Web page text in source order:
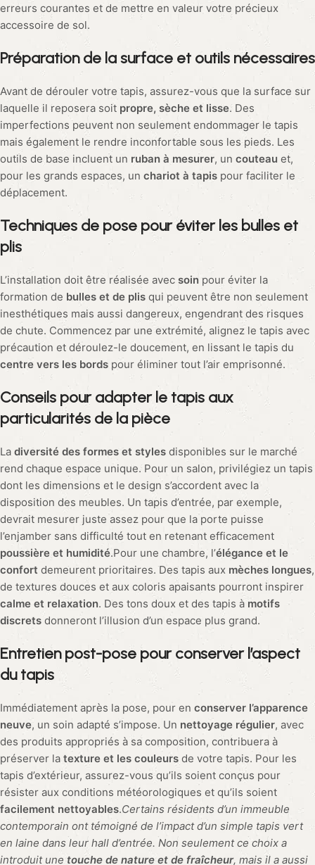
créé une ambianceaccueillante, en harmonie avec les
éléments en bois et pierre présents, alliant
élégance et
Quelques recommandations pour
utiliserson tapis
Le tapis, au-delà d’être un élément de décoration, joue unrôle
essentieldans la création d’une atmosphère chaleureuse et
accueillante au sein de nos foyers. Son utilisation judicieuse
peut transformer l’esthétique et lafonctionnalité de n’importe
quel espace. Prenez, par exemple, la sélection d’un tapis pour
la chambre : privilégiez des matières naturelles telles que la
laine ou la soie pour inspirer calme et confort, et optez pour
des tonalités douces et apaisantes afin d’évoquer une
sensation d’espace plus vaste.Dans l’entrée, la
durabilité et la
fonctionnalitésont de mise.Un tapis doit résisterau passage
fréquent et aux traces de saleté. Envisagez des matériaux
robustes et faciles d’entretien comme le nylon, qui saura
retenir efficacement poussière et humidité. Assurez-vous que
la taille du tapis s’ajuste parfaitement à la largeur de votre seuil
pour unetransition en douceursans entraver l’ouverture de la
porte.Le salon,
vitrine de votre univers
décoratif, mérite une
attention particulière dans le choix du tapis. Pour instaurer une
harmonie visuelle, le design d’un tapis doit être en adéquation
avec le volume et le style du mobilier environnant. La forme, la
couleur et la texture sont des vecteurs puissants pour
compléter votre ambiance et un tapis d’une teinteverte, par
exemple , introduira un sentiment de nature et de sérénité au
sein de la pièce.Parlons de l’extérieur : les terrasses et balcons
méritent eux aussi leurs tapis pour étendre l’élégance de votre
intérieur. Les matériaux requis ici sont ceux qui résistent à
l’usure du temps, aux intempéries et aux forts rayonnements
du soleil. Le choix d’un tapispolyvalent et solidecomme le
polypropylène vous assurera plaisir et durabilité en
extérieur.Et pour finir sur une note pratique, envisagez l’usage
d’un sous-tapis pourprévenir le glissementet l’usure
représentent unepréoccupation constante, qui passe
notamment par la sécurisation de ces tapis qui peuvent
fixés au sol.Un exemple concret de l’apport esthétique et
fonctionnel d’un tapis est visible dans des espaces
habituellement vides ou au charme discret, comme un hall
d’entrée ou un couloir. En effet, un tapis aux mèches longues
et à la teintecoloréepeut métamorphoser instantanément ces
lieux enpoints d’accueil chaleureuxet raffinés.